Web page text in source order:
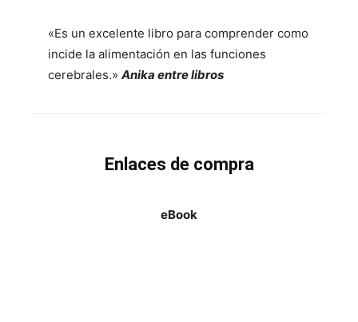
«Es un excelente libro para comprender como
incide la alimentación en las funciones
cerebrales.» Anika entre libros
Enlaces de compra
eBook